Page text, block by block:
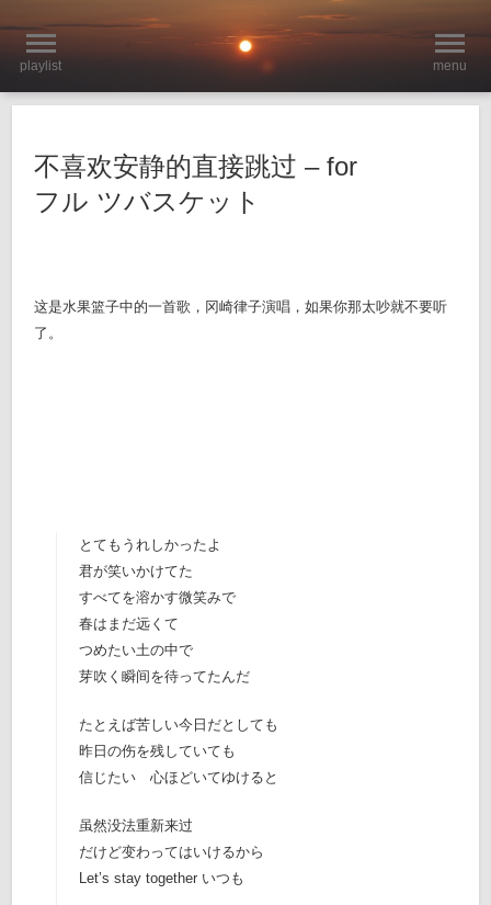
playlist menu
不喜欢安静的直接跳过 – for
フル ツバスケット
这是水果篮子中的一首歌，冈崎律子演唱，如果你那太吵就不要听
了。
とてもうれしかったよ
君が笑いかけてた
すべてを溶かす微笑みで
春はまだ远くて
つめたい土の中で
芽吹く瞬间を待ってたんだ
たとえば苦しい今日だとしても
昨日の伤を残していても
信じたい 心ほどいてゆけると
虽然没法重新来过
だけど变わってはいけるから
Let’s stay together いつも